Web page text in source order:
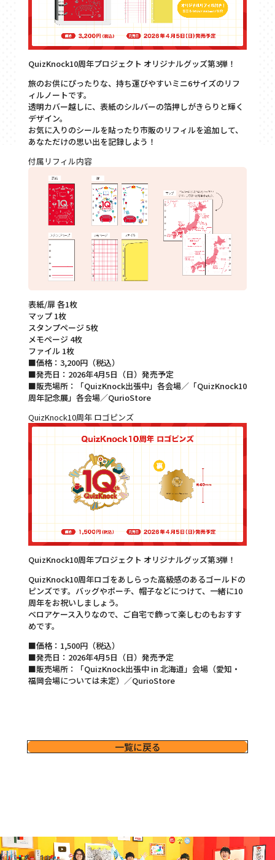
QuizKnock10周年プロジェクト オリジナルグッズ第3弾！
旅のお供にぴったりな、持ち運びやすいミニ6サイズのリフ
ィルノートです。
透明カバー越しに、表紙のシルバーの箔押しがきらりと輝く
デザイン。
お気に入りのシールを貼ったり市販のリフィルを追加して、
あなただけの思い出を記録しよう！
付属リフィル内容
表紙/扉 各1枚
マップ 1枚
スタンプページ 5枚
メモページ 4枚
ファイル 1枚
■価格：3,200円（税込）
■発売日：2026年4月5日（日）発売予定
■販売場所：「QuizKnock出張中」各会場／「QuizKnock10
周年記念展」各会場／QurioStore
QuizKnock10周年 ロゴピンズ
QuizKnock10周年プロジェクト オリジナルグッズ第3弾！
QuizKnock10周年ロゴをあしらった高級感のあるゴールドの
ピンズです。バッグやポーチ、帽子などにつけて、一緒に10
周年をお祝いしましょう。
ベロアケース入りなので、ご自宅で飾って楽しむのもおすす
めです。
■価格：1,500円（税込）
■発売日：2026年4月5日（日）発売予定
■販売場所：「QuizKnock出張中 in 北海道」会場（愛知・
福岡会場については未定）／QurioStore
一覧に戻る